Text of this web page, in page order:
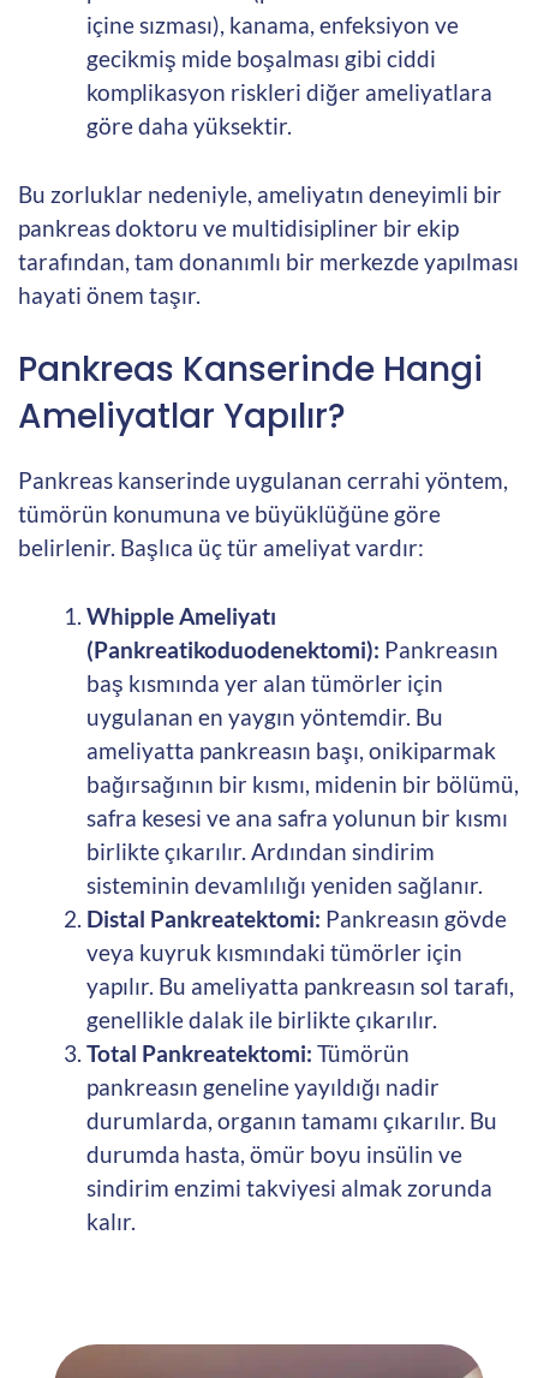
içine sızması), kanama, enfeksiyon ve
gecikmiş mide boşalması gibi ciddi
komplikasyon riskleri diğer ameliyatlara
göre daha yüksektir.
Bu zorluklar nedeniyle, ameliyatın deneyimli bir
pankreas doktoru ve multidisipliner bir ekip
tarafından, tam donanımlı bir merkezde yapılması
hayati önem taşır.
Pankreas Kanserinde Hangi
Ameliyatlar Yapılır?
Pankreas kanserinde uygulanan cerrahi yöntem,
tümörün konumuna ve büyüklüğüne göre
belirlenir. Başlıca üç tür ameliyat vardır:
Whipple Ameliyatı
(Pankreatikoduodenektomi): Pankreasın
baş kısmında yer alan tümörler için
uygulanan en yaygın yöntemdir. Bu
ameliyatta pankreasın başı, onikiparmak
bağırsağının bir kısmı, midenin bir bölümü,
safra kesesi ve ana safra yolunun bir kısmı
birlikte çıkarılır. Ardından sindirim
sisteminin devamlılığı yeniden sağlanır.
Distal Pankreatektomi: Pankreasın gövde
veya kuyruk kısmındaki tümörler için
yapılır. Bu ameliyatta pankreasın sol tarafı,
genellikle dalak ile birlikte çıkarılır.
Total Pankreatektomi: Tümörün
pankreasın geneline yayıldığı nadir
durumlarda, organın tamamı çıkarılır. Bu
durumda hasta, ömür boyu insülin ve
sindirim enzimi takviyesi almak zorunda
kalır.